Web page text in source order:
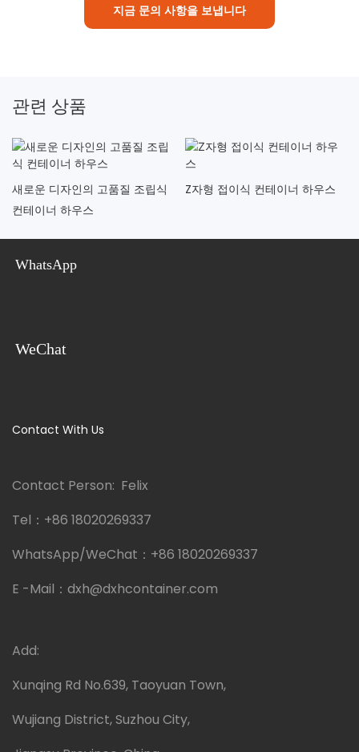
지금 문의 사항을 보냅니다
관련 상품
새로운 디자인의 고품질 조립식
컨테이너 하우스
Z자형 접이식 컨테이너 하우스
WhatsApp
WeChat
Contact With Us
Contact Person: Felix
Tel： +86 18020269337
WhatsApp/WeChat： +86 18020269337
E -Mail： dxh@dxhcontainer.com
Add:
Xunqing Rd No.639, Taoyuan Town,
Wujiang District, Suzhou City,